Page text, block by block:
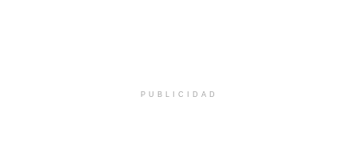
PUBLICIDAD